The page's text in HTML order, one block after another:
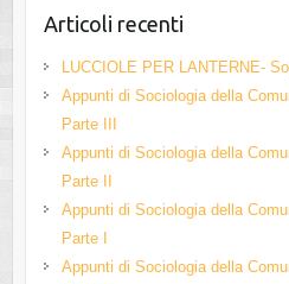
e
b
o
o
k
er
u
b
e
h
a
Articoli recenti
LUCCIOLE PER LANTERNE-
Appunti di Sociologia della
Parte III
Appunti di Sociologia della
Parte II
Appunti di Sociologia della
Parte I
Appunti di Sociologia della